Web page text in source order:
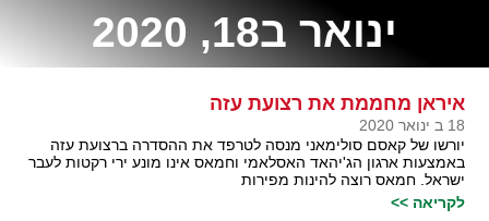
ינואר ב18, 2020
איראן מחממת את רצועת עזה
18 ב ינואר 2020
יורשו של קאסם סולימאני מנסה לטרפד את ההסדרה ברצועת עזה
באמצעות ארגון הג'יהאד האסלאמי וחמאס אינו מונע ירי רקטות לעבר
ישראל. חמאס רוצה להינות מפירות
לקריאה >>